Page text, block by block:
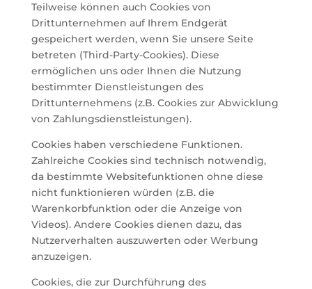
Teilweise können auch Cookies von
Drittunternehmen auf Ihrem Endgerät
gespeichert werden, wenn Sie unsere Seite
betreten (Third-Party-Cookies). Diese
ermöglichen uns oder Ihnen die Nutzung
bestimmter Dienstleistungen des
Drittunternehmens (z.B. Cookies zur Abwicklung
von Zahlungsdienstleistungen).
Cookies haben verschiedene Funktionen.
Zahlreiche Cookies sind technisch notwendig,
da bestimmte Websitefunktionen ohne diese
nicht funktionieren würden (z.B. die
Warenkorbfunktion oder die Anzeige von
Videos). Andere Cookies dienen dazu, das
Nutzerverhalten auszuwerten oder Werbung
anzuzeigen.
Cookies, die zur Durchführung des